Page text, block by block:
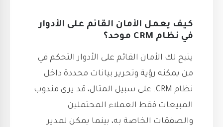
كيف يعمل الأمان القائم على الأدوار
في نظام CRM موحد؟
يتيح لك الأمان القائم على الأدوار التحكم في
من يمكنه رؤية وتحرير بيانات محددة داخل
نظام CRM. على سبيل المثال، قد يرى مندوب
المبيعات فقط العملاء المحتملين
والصفقات الخاصة به، بينما يمكن لمدير